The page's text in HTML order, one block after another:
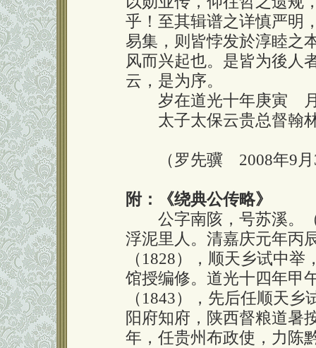
乎！至其辑谱之详慎严明
易集，则皆悖发於淳睦之
风而兴起也。是皆为後人
云，是为序。
岁在道光十年庚寅
太子太保云贵总督翰
（罗先骥 2008年9月
附：《绕典公传略》
公字南陔，号苏溪。（
浮泥里人。清嘉庆元年丙
（1828），顺天乡试中
馆授编修。道光十四年甲
（1843），先后任顺天
阳府知府，陕西督粮道暑
年，任贵州布政使，力陈